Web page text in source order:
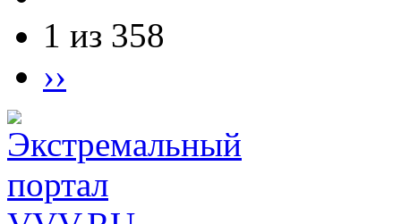
1 из 358
››